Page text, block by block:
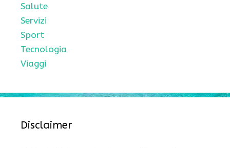
Salute
Servizi
Sport
Tecnologia
Viaggi
Disclaimer